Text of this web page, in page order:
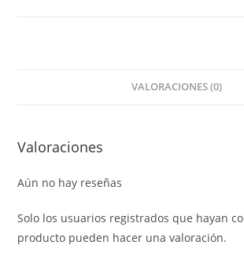
VALORACIONES (0)
Valoraciones
Aún no hay reseñas
Solo los usuarios registrados que hayan
producto pueden hacer una valoración.